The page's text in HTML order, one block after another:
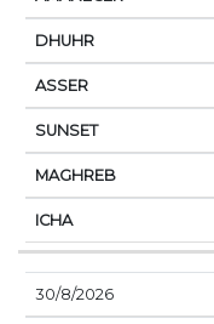
30/8/2026